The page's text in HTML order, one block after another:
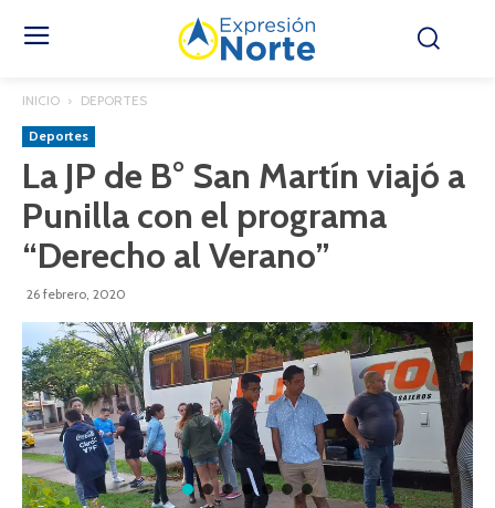
INICIO DEPORTES
Deportes
La JP de B° San Martín viajó a
Punilla con el programa
“Derecho al Verano”
26 febrero, 2020